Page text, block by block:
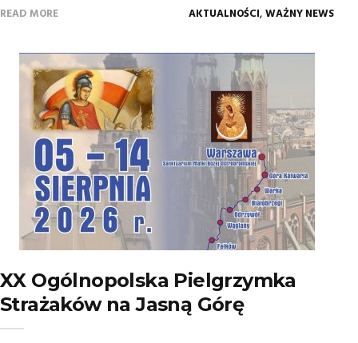
READ MORE AKTUALNOŚCI,WAŻNY NEWS
XX Ogólnopolska Pielgrzymka
Strażaków na Jasną Górę